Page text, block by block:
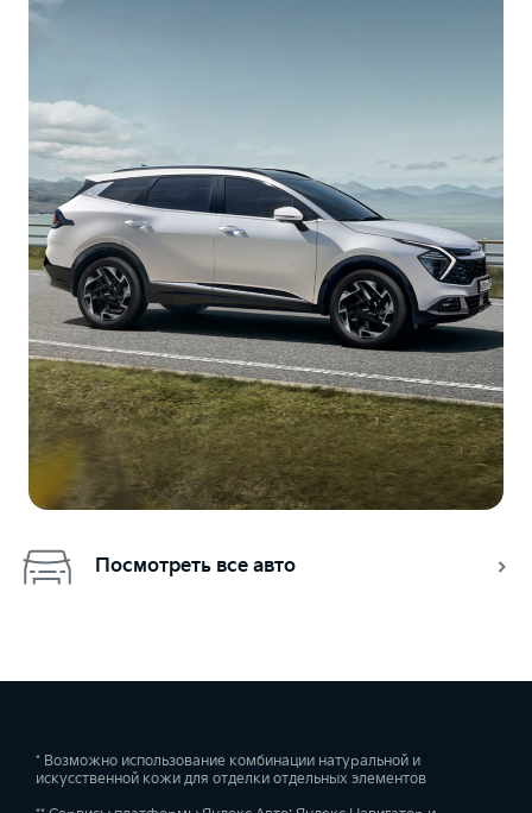
Посмотреть все авто
* Возможно использование комбинации натуральной и
искусственной кожи для отделки отдельных элементов